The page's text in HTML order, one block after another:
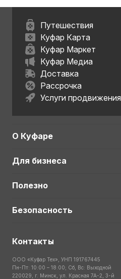
Путешествия
Куфар Карта
Куфар Маркет
Куфар Медиа
Доставка
Рассрочка
Услуги продвижения
О Куфаре
Для бизнеса
Полезно
Безопасность
Контакты
ООО «Куфар Тех», УНП 191767445
Пн-Пт: 10:00 – 18:00; Сб, Вс: Выходной
220029, г. Минск, ул. Красная 7А-2, 3-й